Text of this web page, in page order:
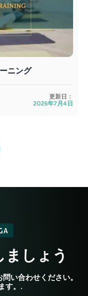
ニング
更新日：
2026年7月4日
ましょう
い合わせください。
す。.